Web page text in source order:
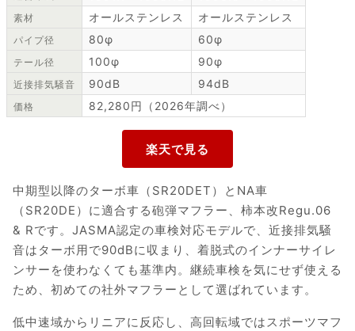
素材 オールステンレス オールステンレス
パイプ径 80φ 60φ
テール径 100φ 90φ
近接排気騒音 90dB 94dB
価格 82,280円（2026年調べ）
中期型以降のターボ車（SR20DET）とNA車
（SR20DE）に適合する砲弾マフラー、柿本改Regu.06
& Rです。JASMA認定の車検対応モデルで、近接排気騒
音はターボ用で90dBに収まり、着脱式のインナーサイレ
ンサーを使わなくても基準内。継続車検を気にせず使える
ため、初めての社外マフラーとして選ばれています。
低中速域からリニアに反応し、高回転域ではスポーツマフ